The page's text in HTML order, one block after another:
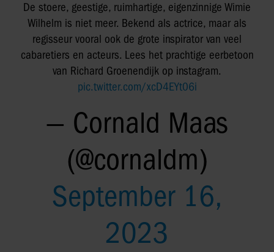
De stoere, geestige, ruimhartige, eigenzinnige Wimie
Wilhelm is niet meer. Bekend als actrice, maar als
regisseur vooral ook de grote inspirator van veel
cabaretiers en acteurs. Lees het prachtige eerbetoon
van Richard Groenendijk op instagram.
pic.twitter.com/xcD4EYt06i
— Cornald Maas
(@cornaldm)
September 16,
2023